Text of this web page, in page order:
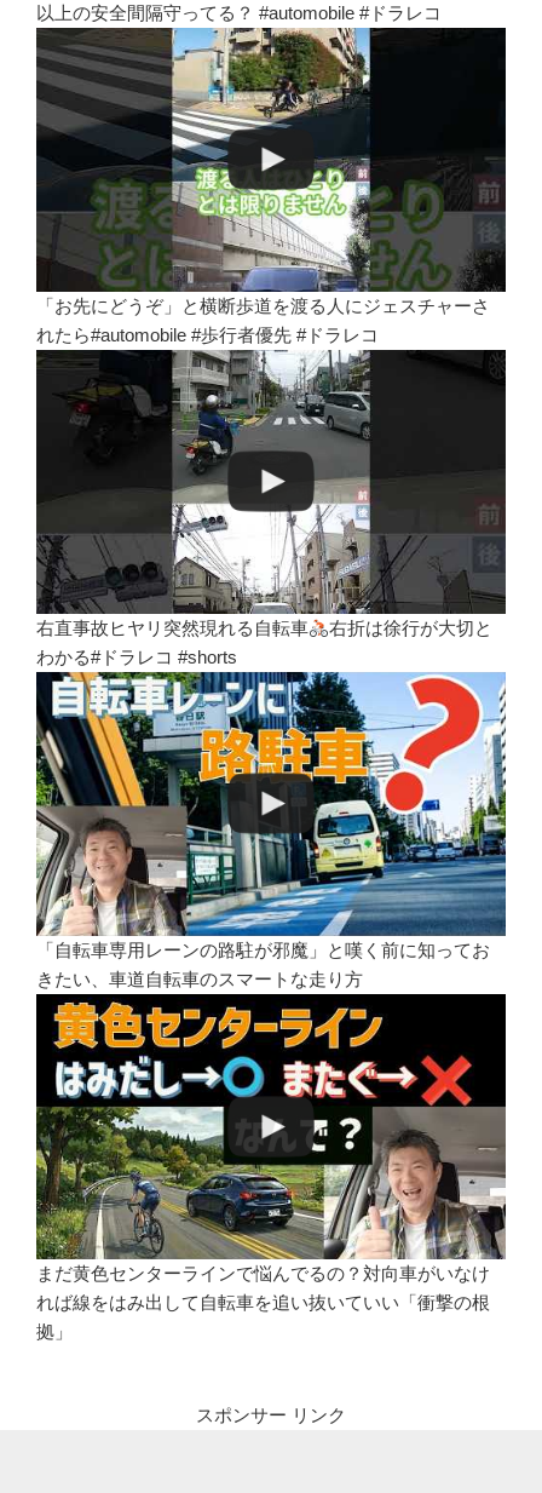
以上の安全間隔守ってる？ #automobile #ドラレコ
「お先にどうぞ」と横断歩道を渡る人にジェスチャーさ
れたら#automobile #歩行者優先 #ドラレコ
右直事故ヒヤリ突然現れる自転車
右折は徐行が大切と
わかる#ドラレコ #shorts
「自転車専用レーンの路駐が邪魔」と嘆く前に知ってお
きたい、車道自転車のスマートな走り方
まだ黄色センターラインで悩んでるの？対向車がいなけ
れば線をはみ出して自転車を追い抜いていい「衝撃の根
拠」
スポンサー リンク